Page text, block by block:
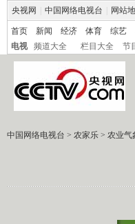
央视网 中国网络电视台 网站
首页 新闻 经济 体育 综艺
电视
频道大全 栏目大全 节
中国网络电视台 > 农家乐 > 农业气